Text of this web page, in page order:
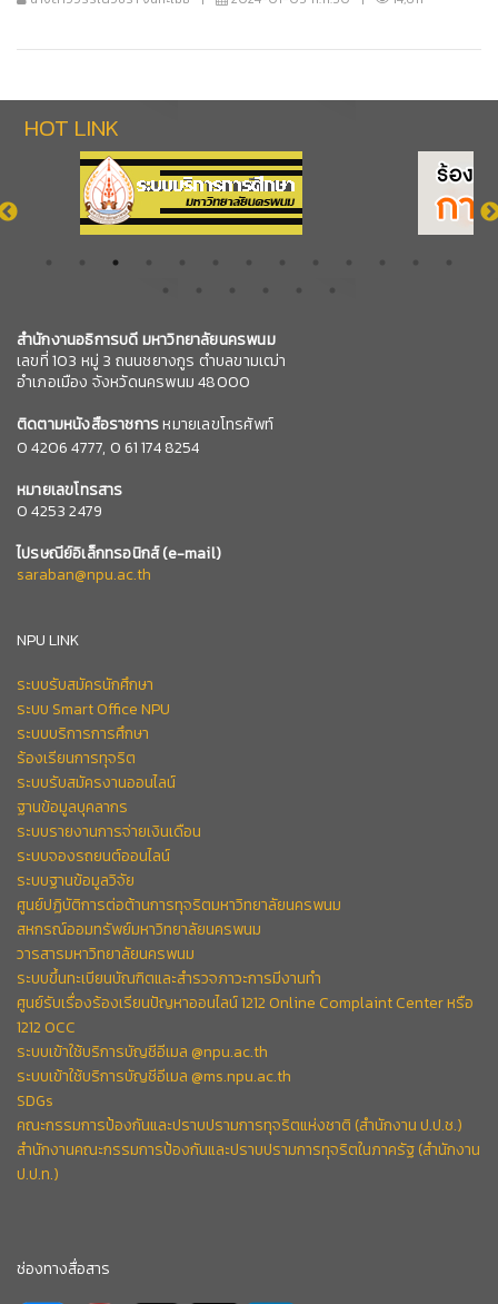
HOT LINK
สำนักงานอธิการบดี มหาวิทยาลัยนครพนม
เลขที่ 103 หมู่ 3 ถนนชยางกูร ตำบลขามเฒ่า
อำเภอเมือง จังหวัดนครพนม 48000
ติดตามหนังสือราชการหมายเลขโทรศัพท์
04206 4777, 0 61 174 8254
หมายเลขโทรสาร
0 4253 2479
ไปรษณีย์อิเล็กทรอนิกส์(e-mail)
saraban@npu.ac.th
NPU LINK
ระบบรับสมัครนักศึกษา
ระบบ Smart Office NPU
ระบบบริการการศึกษา
ร้องเรียนการทุจริต
ระบบรับสมัครงานออนไลน์
ฐานข้อมูลบุคลากร
ระบบรายงานการจ่ายเงินเดือน
ระบบจองรถยนต์ออนไลน์
ระบบฐานข้อมูลวิจัย
ศูนย์ปฏิบัติการต่อต้านการทุจริตมหาวิทยาลัยนครพนม
สหกรณ์ออมทรัพย์มหาวิทยาลัยนครพนม
วารสารมหาวิทยาลัยนครพนม
ระบบขึ้นทะเบียนบัณฑิตและสำรวจภาวะการมีงานทำ
ศูนย์รับเรื่องร้องเรียนปัญหาออนไลน์ 1212 Online Complaint Center หรือ
1212 OCC
ระบบเข้าใช้บริการบัญชีอีเมล @npu.ac.th
ระบบเข้าใช้บริการบัญชีอีเมล @ms.npu.ac.th
SDGs
คณะกรรมการป้องกันและปราบปรามการทุจริตแห่งชาติ (สำนักงาน ป.ป.ช.)
สำนักงานคณะกรรมการป้องกันและปราบปรามการทุจริตในภาครัฐ (สำนักงาน
ป.ป.ท.)
ช่องทางสื่อสาร